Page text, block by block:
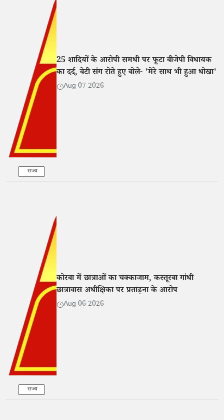
राज्य
25 शादियों के आरोपी समधी पर फूटा बीजेपी विधायक
का दर्द, बेटी संग रोते हुए बोले- 'मेरे साथ भी हुआ धोखा'
Aug 07 2026
राज्य
कोरबा में छात्राओं का चक्काजाम, कस्तूरबा गांधी
छात्रावास अधीक्षिका पर प्रताड़ना के आरोप
Aug 06 2026